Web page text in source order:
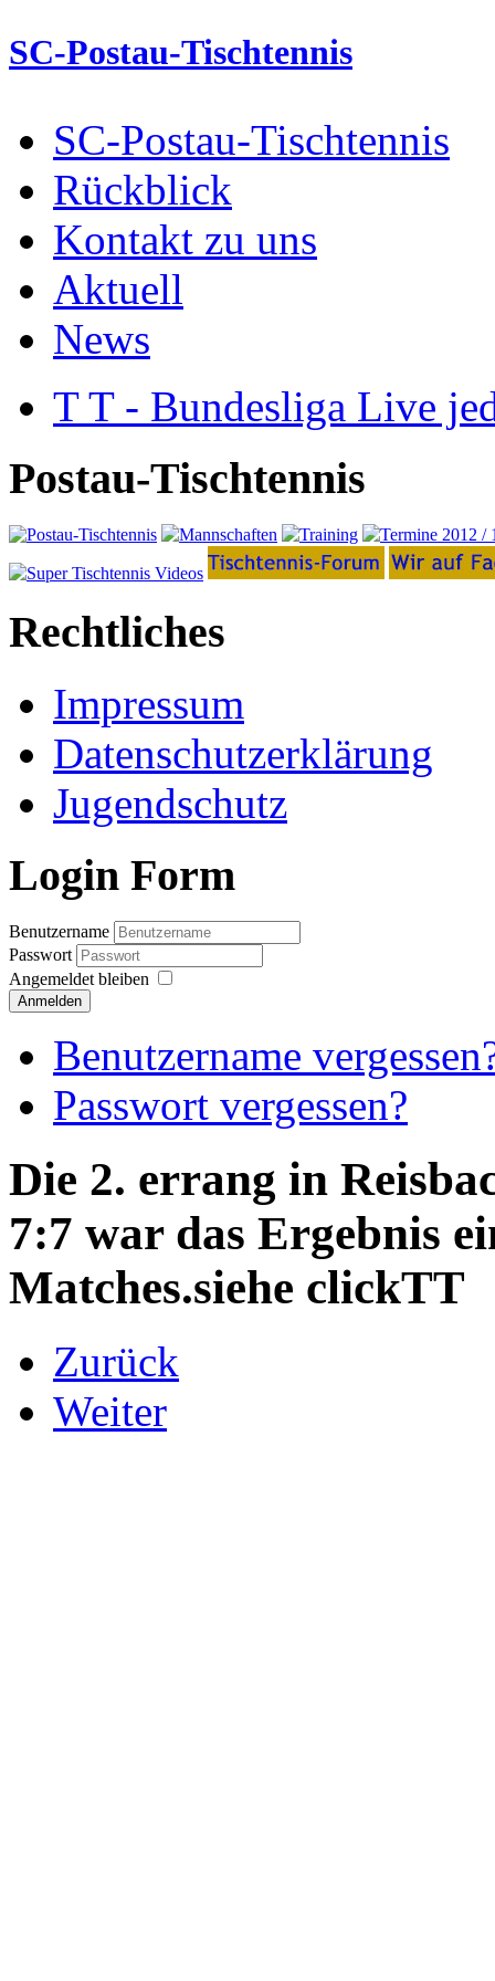
SC-Postau-Tischtennis
SC-Postau-Tischtennis
Rückblick
Kontakt zu uns
Aktuell
News
T T - Bundesliga Live
Postau-Tischtennis
Rechtliches
Impressum
Datenschutzerklärung
Jugendschutz
Login Form
Benutzername
Passwort
Angemeldet bleiben
Anmelden
Benutzername
Passwort vergessen?
Die 2. errang in
7:7 war das Ergebnis
Matches.siehe clickTT
Zurück
Weiter